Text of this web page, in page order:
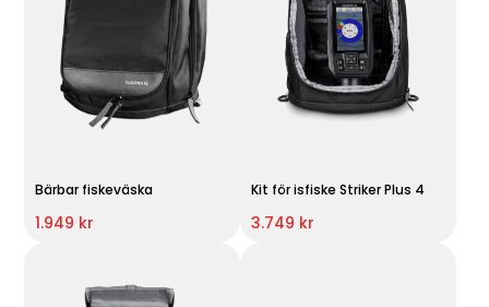
Bärbar fiskeväska
1.949 kr
Kit för isfiske Striker Plus 4
3.749 kr